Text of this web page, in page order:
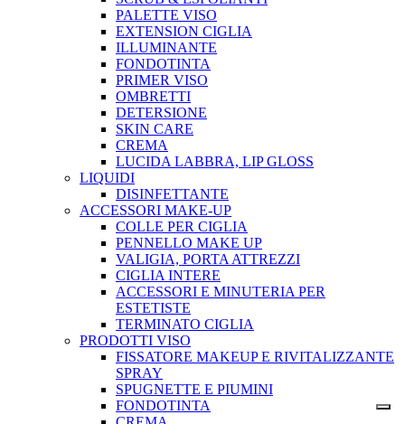
PALETTE VISO
EXTENSION CIGLIA
ILLUMINANTE
FONDOTINTA
PRIMER VISO
OMBRETTI
DETERSIONE
SKIN CARE
CREMA
LUCIDA LABBRA, LIP GLOSS
LIQUIDI
DISINFETTANTE
ACCESSORI MAKE-UP
COLLE PER CIGLIA
PENNELLO MAKE UP
VALIGIA, PORTA ATTREZZI
CIGLIA INTERE
ACCESSORI E MINUTERIA PER
ESTETISTE
TERMINATO CIGLIA
PRODOTTI VISO
FISSATORE MAKEUP E RIVITALIZZANTE
SPRAY
SPUGNETTE E PIUMINI
FONDOTINTA